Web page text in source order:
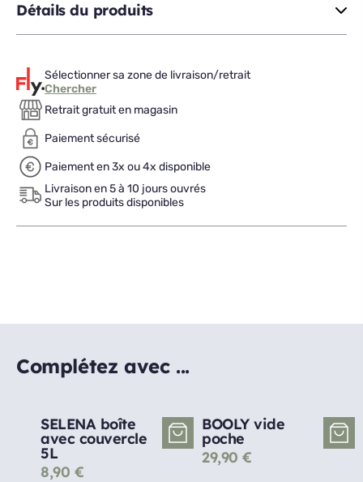
Détails du produits
Sélectionner sa zone de livraison/retrait
Chercher
Retrait gratuit en magasin
Paiement sécurisé
Paiement en 3x ou 4x disponible
Livraison en 5 à 10 jours ouvrés
Sur les produits disponibles
Complétez avec ...
SELENA boîte
avec couvercle
5L
8,90 €
BOOLY vide
poche
29,90 €